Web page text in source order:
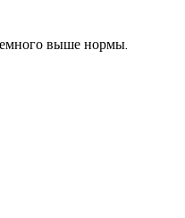
выше нормы.